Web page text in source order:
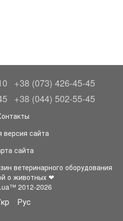
+38 (073) 426-45-45
+38 (044) 502-55-45
версия сайта
сайта
ветеринарного оборудования
о животных ❤
2012-2026
Рус